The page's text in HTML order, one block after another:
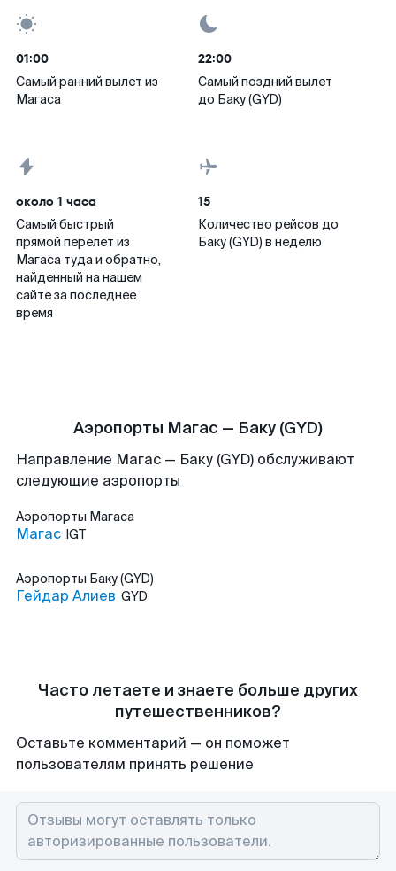
01:00
Самый ранний вылет из
Магаса
22:00
Самый поздний вылет
до Баку (GYD)
около 1 часа
Самый быстрый
прямой перелет из
Магаса туда и обратно,
найденный на нашем
сайте за последнее
время
15
Количество рейсов до
Баку (GYD) в неделю
Аэропорты Магас — Баку (GYD)
Направление Магас — Баку (GYD) обслуживают
следующие аэропорты
Аэропорты Магаса
Магас IGT
Аэропорты Баку (GYD)
Гейдар Алиев GYD
Часто летаете и знаете больше других
путешественников?
Оставьте комментарий — он поможет
пользователям принять решение